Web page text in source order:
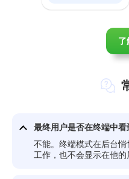
了
最终用户是否在终端中看
不能。终端模式在后台
工作，也不会显示在他的